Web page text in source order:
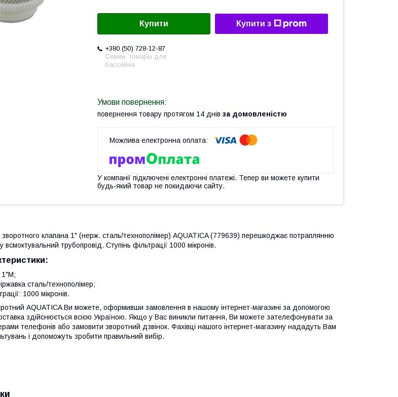
Купити Купити з
+380 (50) 728-12-87
Семен, товары для
бассейна
повернення товару протягом 14 днів за домовленістю
У компанії підключені електронні платежі. Тепер ви можете купити
будь-який товар не покидаючи сайту.
клапана 1" (нерж. сталь/технополімер) AQUATICA (779639) перешкоджає потраплянню
всмоктувальний трубопровід. Ступінь фільтрації 1000 мікронів.
1"М;
сталь/технополімер;
1000 мікронів.
AQUATICA Ви можете, оформивши замовлення в нашому інтернет-магазині за допомогою
здійснюється всією Україною. Якщо у Вас виникли питання, Ви можете зателефонувати за
телефонів або замовити зворотний дзвінок. Фахівці нашого інтернет-магазину нададуть Вам
і допоможуть зробити правильний вибір.